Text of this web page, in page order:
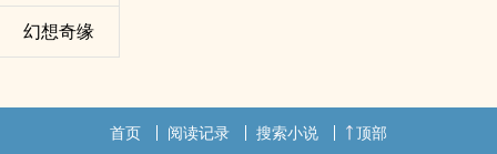
幻想奇缘
首页 阅读记录 搜索小说 顶部